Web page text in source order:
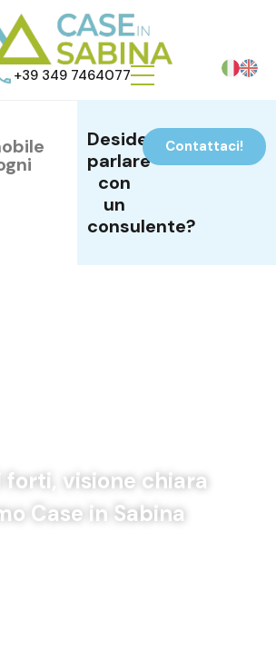
+39 349 7464077
Desideri
parlare
con
un
consulente?
Contattaci!
forti, visione chiara
Case in Sabina